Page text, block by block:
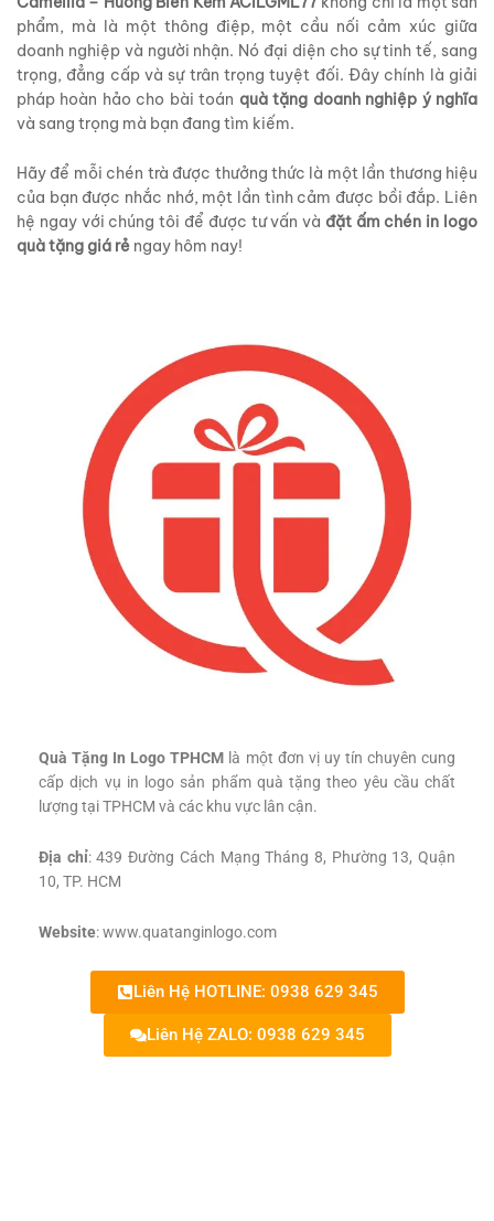
phẩm, mà là một thông điệp, một cầu nối cảm xúc giữa
doanh nghiệp và người nhận. Nó đại diện cho sự tinh tế, sang
trọng, đẳng cấp và sự trân trọng tuyệt đối. Đây chính là giải
pháp hoàn hảo cho bài toán quà tặng doanh nghiệp ý nghĩa
và sang trọng mà bạn đang tìm kiếm.
Hãy để mỗi chén trà được thưởng thức là một lần thương hiệu
của bạn được nhắc nhớ, một lần tình cảm được bồi đắp. Liên
hệ ngay với chúng tôi để được tư vấn và đặt ấm chén in logo
quà tặng giá rẻ ngay hôm nay!
Quà Tặng In Logo TPHCM là một đơn vị uy tín chuyên cung
cấp dịch vụ in logo sản phẩm quà tặng theo yêu cầu chất
lượng tại TPHCM và các khu vực lân cận.
Địa chỉ: 439 Đường Cách Mạng Tháng 8, Phường 13, Quận
10, TP. HCM
Website: www.quatanginlogo.com
Liên Hệ HOTLINE: 0938 629 345
Liên Hệ ZALO: 0938 629 345